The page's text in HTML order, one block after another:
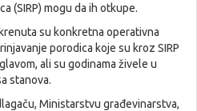
(SIRP) mogu da ih otkupe.
su konkretna operativna
porodica koje su kroz SIRP
ali su godinama živele u
stanova.
Ministarstvu građevinarstva,